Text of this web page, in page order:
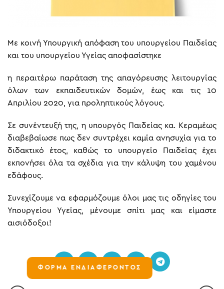
ΦΟΡΜΑ ΕΝΔΙΑΦΕΡΟΝΤΟΣ
Με κοινή Υπουργική απόφαση του υπουργείου Παιδείας
και του υπουργείου Υγείας αποφασίστηκε
η περαιτέρω παράταση της απαγόρευσης λειτουργίας
όλων των εκπαιδευτικών δομών, έως και τις 10
Απριλίου 2020, για προληπτικούς λόγους.
Σε συνέντευξή της, η υπουργός Παιδείας κα. Κεραμέως
διαβεβαίωσε πως δεν συντρέχει καμία ανησυχία για το
διδακτικό έτος, καθώς το υπουργείο Παιδείας έχει
εκπονήσει όλα τα σχέδια για την κάλυψη του χαμένου
εδάφους.
Συνεχίζουμε να εφαρμόζουμε όλοι μας τις oδηγίες του
Υπουργείου Υγείας, μένουμε σπίτι μας και είμαστε
αισιόδοξοι!